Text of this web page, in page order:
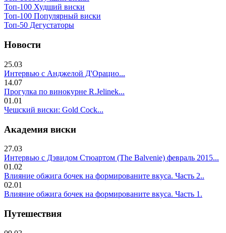
Топ-100 Худший виски
Топ-100 Популярный виски
Топ-50 Дегустаторы
Новости
25.03
Интервью с Анджелой Д'Орацио...
14.07
Прогулка по винокурне R.Jelinek...
01.01
Чешский виски: Gold Cock...
Академия виски
27.03
Интервью с Дэвидом Стюартом (The Balvenie) февраль 2015...
01.02
Влияние обжига бочек на формированите вкуса. Часть 2..
02.01
Влияние обжига бочек на формированите вкуса. Часть 1.
Путешествия